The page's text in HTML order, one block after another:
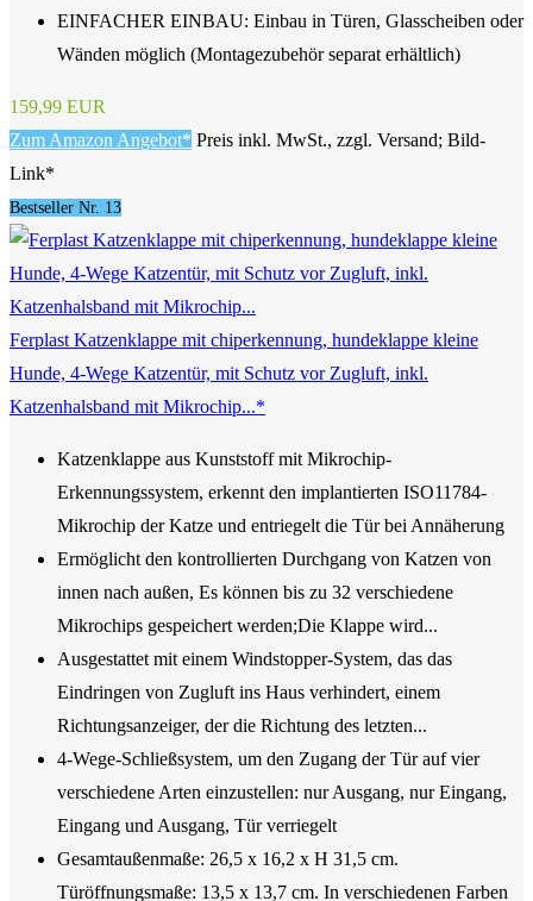
EINFACHER EINBAU: Einbau in Türen, Glasscheiben oder
Wänden möglich (Montagezubehör separat erhältlich)
159,99 EUR
Zum Amazon Angebot* Preis inkl. MwSt., zzgl. Versand; Bild-
Link*
Bestseller Nr. 13
Ferplast Katzenklappe mit chiperkennung, hundeklappe kleine
Hunde, 4-Wege Katzentür, mit Schutz vor Zugluft, inkl.
Katzenhalsband mit Mikrochip...*
Katzenklappe aus Kunststoff mit Mikrochip-
Erkennungssystem, erkennt den implantierten ISO11784-
Mikrochip der Katze und entriegelt die Tür bei Annäherung
Ermöglicht den kontrollierten Durchgang von Katzen von
innen nach außen, Es können bis zu 32 verschiedene
Mikrochips gespeichert werden;Die Klappe wird...
Ausgestattet mit einem Windstopper-System, das das
Eindringen von Zugluft ins Haus verhindert, einem
Richtungsanzeiger, der die Richtung des letzten...
4-Wege-Schließsystem, um den Zugang der Tür auf vier
verschiedene Arten einzustellen: nur Ausgang, nur Eingang,
Eingang und Ausgang, Tür verriegelt
Gesamtaußenmaße: 26,5 x 16,2 x H 31,5 cm.
Türöffnungsmaße: 13,5 x 13,7 cm. In verschiedenen Farben